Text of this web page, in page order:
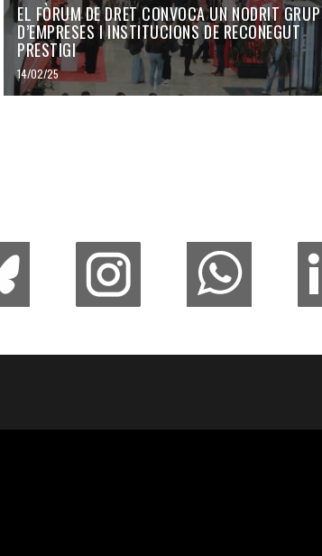
EL FÒRUM DE DRET CONVOCA UN NODRIT GRUP
D’EMPRESES I INSTITUCIONS DE RECONEGUT
PRESTIGI
14/02/25